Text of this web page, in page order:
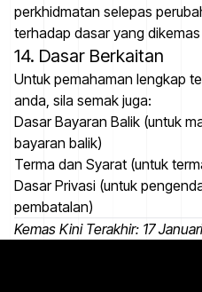
perkhidmatan selepas
terhadap dasar yang dikemas
14. Dasar Berkaitan
Untuk pemahaman lengkap
anda, sila semak juga:
Dasar Bayaran Balik (untuk
bayaran balik)
Terma dan Syarat (untuk
Dasar Privasi (untuk
pembatalan)
Kemas Kini Terakhir: 17